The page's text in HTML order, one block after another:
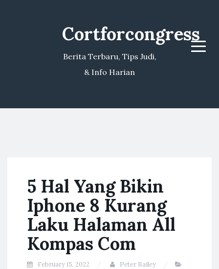
Cortforcongress
Berita Terbaru, Tips Judi,
& Info Harian
Menu
5 Hal Yang Bikin
Iphone 8 Kurang
Laku Halaman All
Kompas Com
February 15, 2022
Peter Bailey